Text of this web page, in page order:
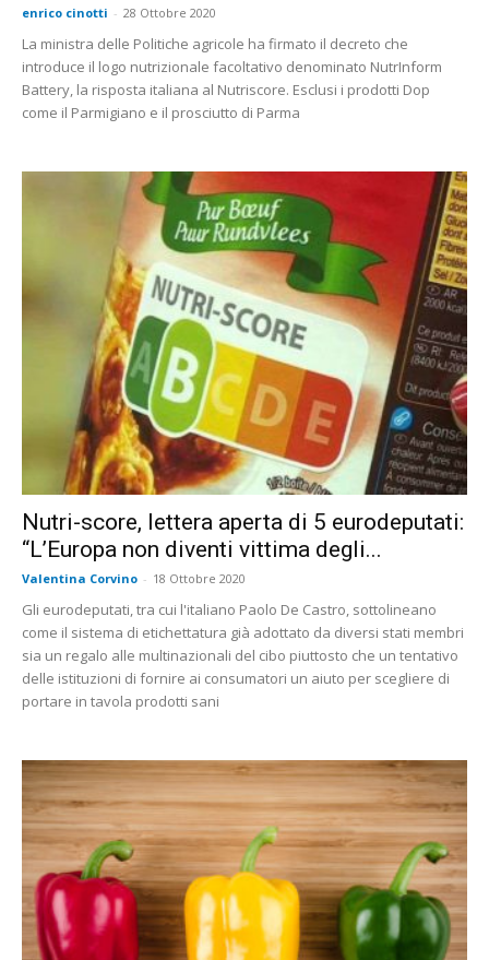
enrico cinotti - 28 Ottobre 2020
La ministra delle Politiche agricole ha firmato il decreto che
introduce il logo nutrizionale facoltativo denominato NutrInform
Battery, la risposta italiana al Nutriscore. Esclusi i prodotti Dop
come il Parmigiano e il prosciutto di Parma
Nutri-score, lettera aperta di 5 eurodeputati:
“L’Europa non diventi vittima degli...
Valentina Corvino - 18 Ottobre 2020
Gli eurodeputati, tra cui l'italiano Paolo De Castro, sottolineano
come il sistema di etichettatura già adottato da diversi stati membri
sia un regalo alle multinazionali del cibo piuttosto che un tentativo
delle istituzioni di fornire ai consumatori un aiuto per scegliere di
portare in tavola prodotti sani